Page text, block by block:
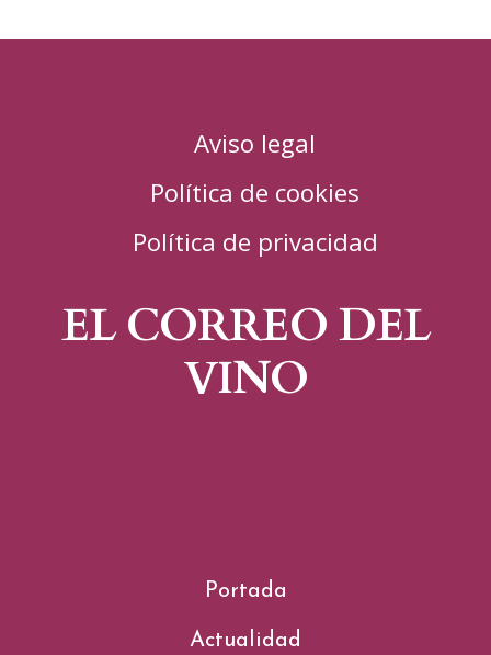
Aviso legal
Política de cookies
Política de privacidad
EL CORREO DEL
VINO
Portada
Actualidad